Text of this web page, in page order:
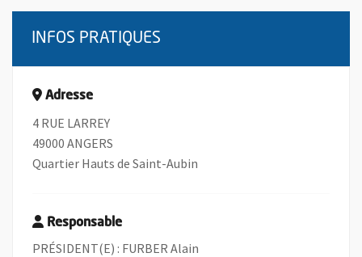
INFOS PRATIQUES
Adresse
4 RUE LARREY
49000 ANGERS
Quartier Hauts de Saint-Aubin
Responsable
PRÉSIDENT(E) : FURBER Alain